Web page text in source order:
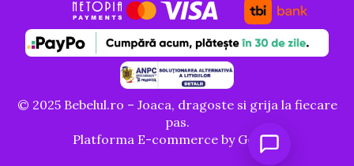
© 2025 Bebelul.ro – Joaca, dragoste si grija la fiecare
pas.
Platforma E-commerce by Gomag